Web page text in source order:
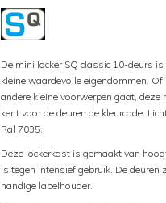
De mini locker SQ classic 10-deurs
kleine waardevolle eigendommen.
andere kleine voorwerpen gaat, deze
kent voor de deuren de kleurcode:
Ral 7035.
Deze lockerkast is gemaakt van
is tegen intensief gebruik. De
handige labelhouder.